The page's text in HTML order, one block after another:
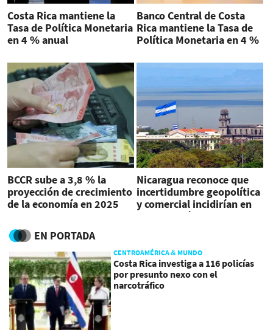
Costa Rica mantiene la
Tasa de Política Monetaria
en 4 % anual
Banco Central de Costa
Rica mantiene la Tasa de
Política Monetaria en 4 %
BCCR sube a 3,8 % la
proyección de crecimiento
de la economía en 2025
Nicaragua reconoce que
incertidumbre geopolítica
y comercial incidirían en
su economía
EN PORTADA
CENTROAMÉRICA & MUNDO
Costa Rica investiga a 116 policías
por presunto nexo con el
narcotráfico